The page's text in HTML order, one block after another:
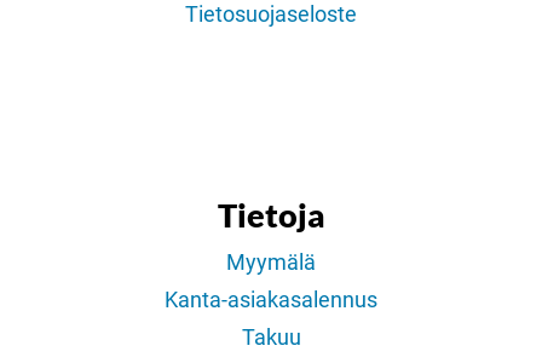
Tietosuojaseloste
Tietoja
Myymälä
Kanta-asiakasalennus
Takuu